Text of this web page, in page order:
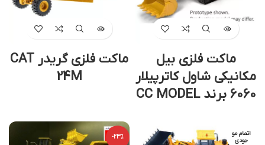
ماکت فلزی بیل
مکانیکی شاول کاترپیلار
6060 برند CC MODEL
ماکت فلزی گریدر CAT
24M
اتمام مو
جودی
-23%